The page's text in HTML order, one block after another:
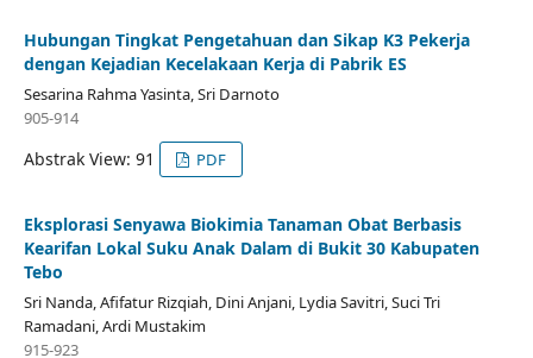
Hubungan Tingkat Pengetahuan dan Sikap K3 Pekerja
dengan Kejadian Kecelakaan Kerja di Pabrik ES
Sesarina Rahma Yasinta, Sri Darnoto
905-914
Abstrak View: 91 PDF
Eksplorasi Senyawa Biokimia Tanaman Obat Berbasis
Kearifan Lokal Suku Anak Dalam di Bukit 30 Kabupaten
Tebo
Sri Nanda, Afifatur Rizqiah, Dini Anjani, Lydia Savitri, Suci Tri
Ramadani, Ardi Mustakim
915-923